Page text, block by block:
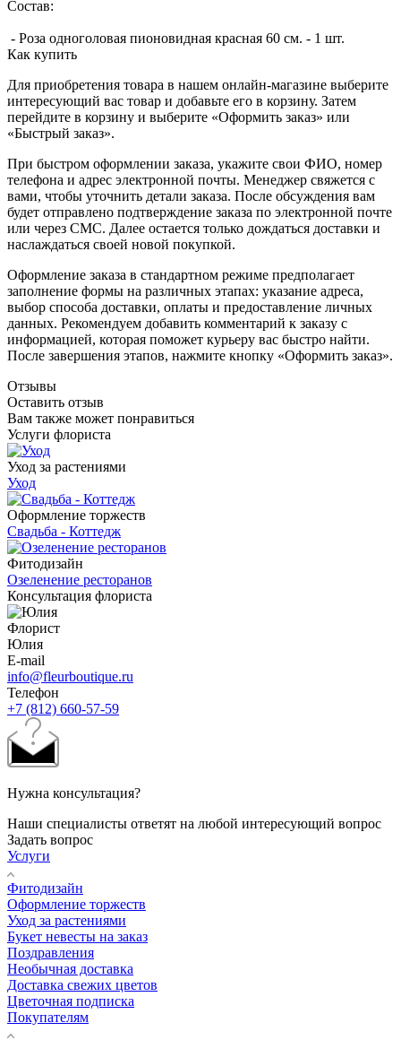
Состав:
- Роза одноголовая пионовидная красная 60 см. - 1 шт.
Как купить
Для приобретения товара в нашем онлайн-магазине выберите
интересующий вас товар и добавьте его в корзину. Затем
перейдите в корзину и выберите «Оформить заказ» или
«Быстрый заказ».
При быстром оформлении заказа, укажите свои ФИО, номер
телефона и адрес электронной почты. Менеджер свяжется с
вами, чтобы уточнить детали заказа. После обсуждения вам
будет отправлено подтверждение заказа по электронной почте
или через СМС. Далее остается только дождаться доставки и
наслаждаться своей новой покупкой.
Оформление заказа в стандартном режиме предполагает
заполнение формы на различных этапах: указание адреса,
выбор способа доставки, оплаты и предоставление личных
данных. Рекомендуем добавить комментарий к заказу с
информацией, которая поможет курьеру вас быстро найти.
После завершения этапов, нажмите кнопку «Оформить заказ».
Отзывы
Оставить отзыв
Вам также может понравиться
Услуги флориста
Уход за растениями
Уход
Оформление торжеств
Свадьба - Коттедж
Фитодизайн
Озеленение ресторанов
Консультация флориста
Флорист
Юлия
E-mail
info@fleurboutique.ru
Телефон
+7 (812) 660-57-59
Нужна консультация?
Наши специалисты ответят на любой интересующий вопрос
Задать вопрос
Услуги
Фитодизайн
Оформление торжеств
Уход за растениями
Букет невесты на заказ
Поздравления
Необычная доставка
Доставка свежих цветов
Цветочная подписка
Покупателям